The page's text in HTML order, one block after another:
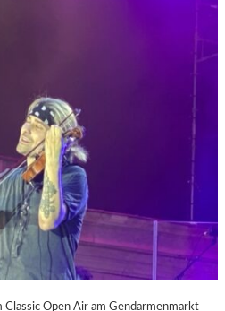
Open Air am Gendarmenmarkt